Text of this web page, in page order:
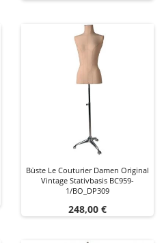
Büste Le Couturier Damen Original
Vintage Stativbasis BC959-
1/BO_DP309
Preis
248,00 €